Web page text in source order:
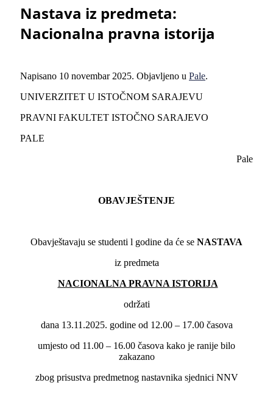
Nastava iz predmeta:
Nacionalna pravna istorija
Napisano 10 novembar 2025. Objavljeno u Pale.
UNIVERZITET U ISTOČNOM SARAJEVU
PRAVNI FAKULTET ISTOČNO SARAJEVO
PALE
Pale
OBAVJEŠTENJE
Obavještavaju se studenti l godine da će se NASTAVA
iz predmeta
NACIONALNA PRAVNA ISTORIJA
održati
dana 13.11.2025. godine od 12.00 – 17.00 časova
umjesto od 11.00 – 16.00 časova kako je ranije bilo
zakazano
zbog prisustva predmetnog nastavnika sjednici NNV